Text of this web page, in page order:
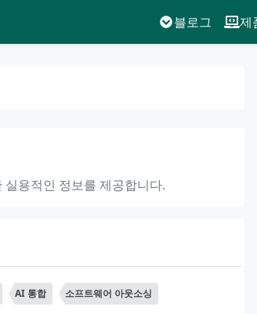
블로그 제
용적인 정보를 제공합니다.
AI 통합 소프트웨어 아웃소싱